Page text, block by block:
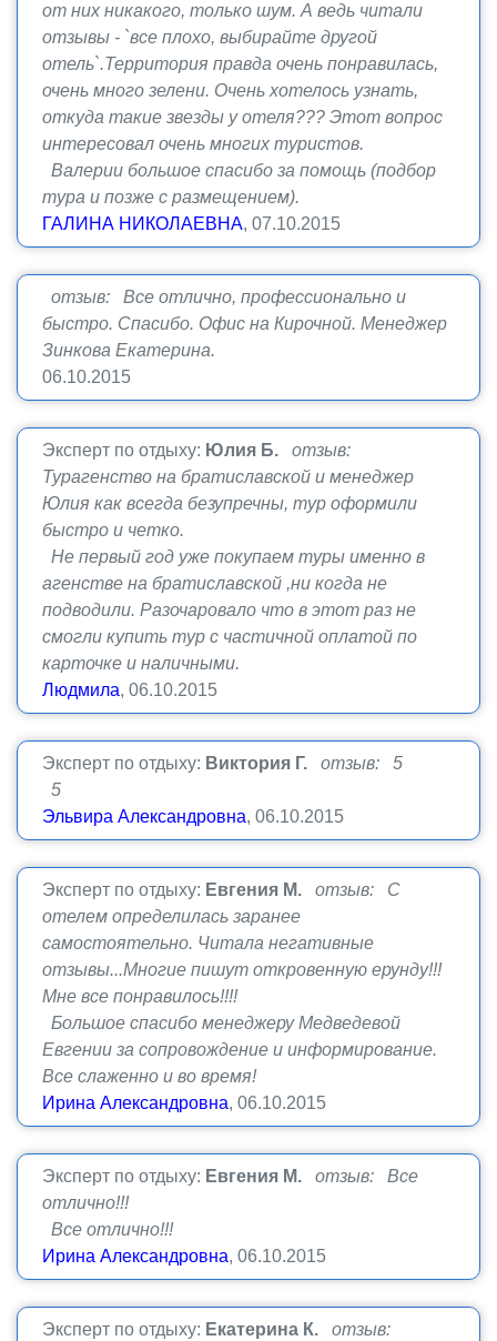
от них никакого, только шум. А ведь читали
отзывы - `все плохо, выбирайте другой
отель`.Территория правда очень понравилась,
очень много зелени. Очень хотелось узнать,
откуда такие звезды у отеля??? Этот вопрос
интересовал очень многих туристов.
Валерии большое спасибо за помощь (подбор
тура и позже с размещением).
ГАЛИНА НИКОЛАЕВНА, 07.10.2015
отзыв: Все отлично, профессионально и
быстро. Спасибо. Офис на Кирочной. Менеджер
Зинкова Екатерина.
06.10.2015
Эксперт по отдыху: Юлия Б.
отзыв:
Турагенство на братиславской и менеджер
Юлия как всегда безупречны, тур оформили
быстро и четко.
Не первый год уже покупаем туры именно в
агенстве на братиславской ,ни когда не
подводили. Разочаровало что в этот раз не
смогли купить тур с частичной оплатой по
карточке и наличными.
Людмила, 06.10.2015
Эксперт по отдыху: Виктория Г.
отзыв: 5
5
Эльвира Александровна, 06.10.2015
Эксперт по отдыху: Евгения М.
отзыв: С
отелем определилась заранее
самостоятельно. Читала негативные
отзывы...Многие пишут откровенную ерунду!!!
Мне все понравилось!!!!
Большое спасибо менеджеру Медведевой
Евгении за сопровождение и информирование.
Все слаженно и во время!
Ирина Александровна, 06.10.2015
Эксперт по отдыху: Евгения М.
отзыв: Все
отлично!!!
Все отлично!!!
Ирина Александровна, 06.10.2015
Эксперт по отдыху: Екатерина К. отзыв: